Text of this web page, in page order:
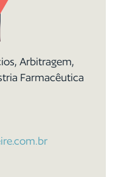
Arbitragem,
Farmacêutica